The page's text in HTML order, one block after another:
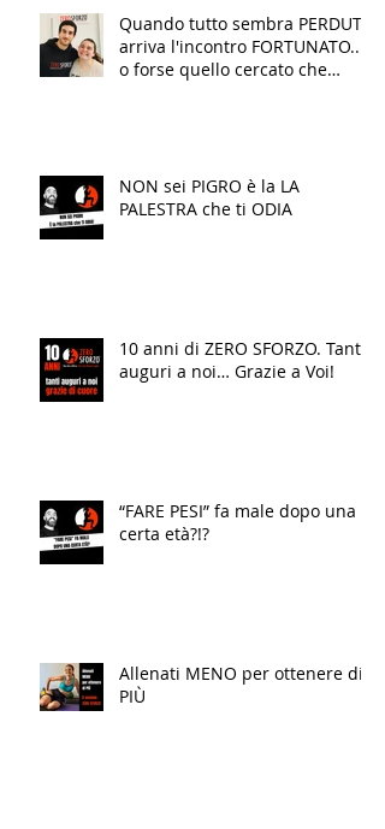
Quando tutto sembra PERDUTO
arriva l'incontro FORTUNATO...
o forse quello cercato che
NON sei PIGRO è la LA
PALESTRA che ti ODIA
10 anni di ZERO SFORZO. Tanti
auguri a noi… Grazie a Voi!
“FARE PESI” fa male dopo una
certa età?!?
Allenati MENO per ottenere di
PIÙ